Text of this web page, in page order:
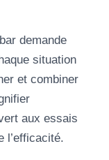
demande
situation
et combiner
aux essais
l’efficacité.